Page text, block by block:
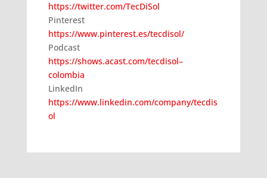
https://twitter.com/TecDiSol
Pinterest
https://www.pinterest.es/tecdisol/
Podcast
https://shows.acast.com/tecdisol–
colombia
LinkedIn
https://www.linkedin.com/company/tecdis
ol